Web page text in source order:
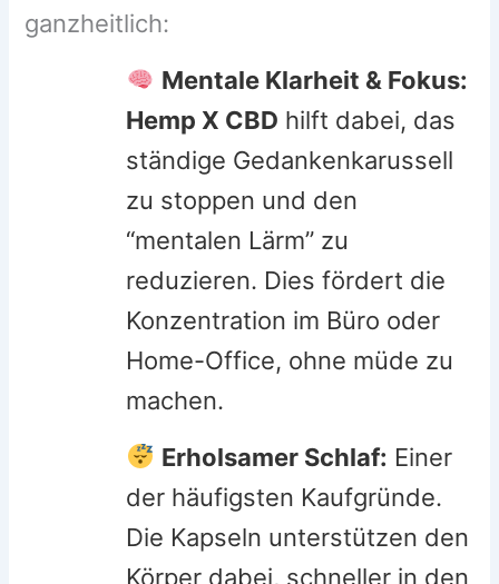
ganzheitlich:
Mentale Klarheit & Fokus:
Hemp X CBD hilft dabei, das
ständige Gedankenkarussell
zu stoppen und den
“mentalen Lärm” zu
reduzieren. Dies fördert die
Konzentration im Büro oder
Home-Office, ohne müde zu
machen.
Erholsamer Schlaf: Einer
der häufigsten Kaufgründe.
Die Kapseln unterstützen den
Körper dabei, schneller in den